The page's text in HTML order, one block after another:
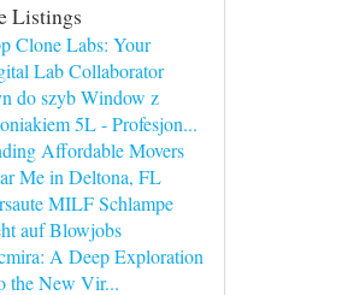
Listings
Clone Labs: Your
Lab Collaborator
do szyb Window z
5L - Profesjon...
Affordable Movers
Me in Deltona, FL
MILF Schlampe
auf Blowjobs
A Deep Exploration
the New Vir...